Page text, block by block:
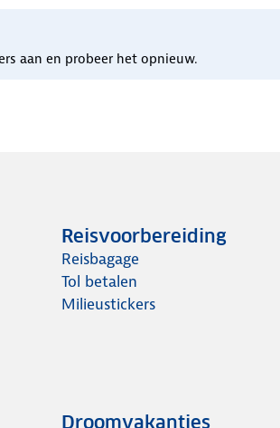
aan en probeer het opnieuw.
Reisvoorbereiding
Reisbagage
Tol betalen
Milieustickers
Droomvakanties